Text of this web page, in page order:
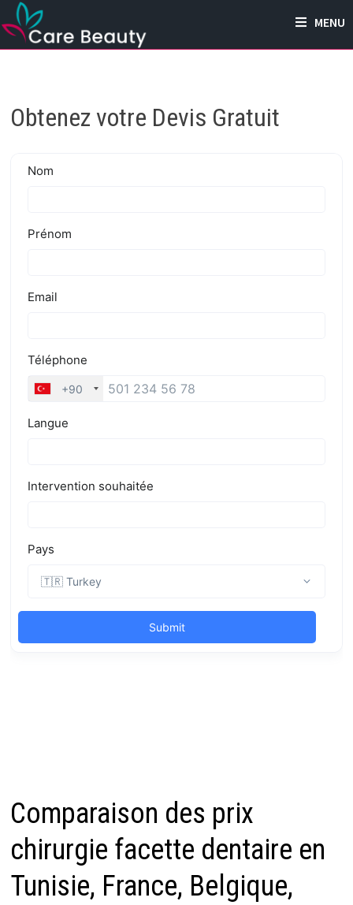
Passer
au
contenu
MENU
Obtenez votre Devis Gratuit
Comparaison des prix
chirurgie facette dentaire en
Tunisie, France, Belgique,